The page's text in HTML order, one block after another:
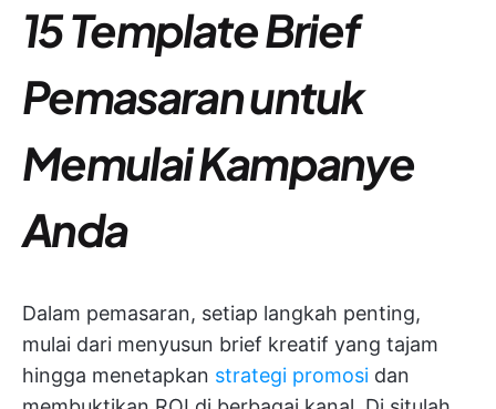
15 Template Brief
Pemasaran untuk
Memulai Kampanye
Anda
Dalam pemasaran, setiap langkah penting,
mulai dari menyusun brief kreatif yang tajam
hingga menetapkan strategi promosi dan